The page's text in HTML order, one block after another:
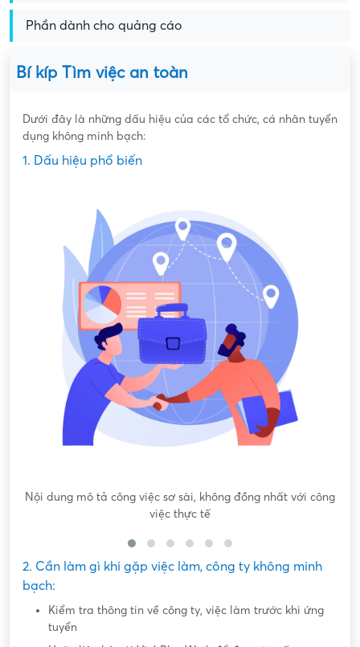
Phần dành cho quảng cáo
Bí kíp Tìm việc an toàn
Dưới đây là những dấu hiệu của các tổ chức, cá nhân tuyển
dụng không minh bạch:
1. Dấu hiệu phổ biến
Nội dung mô tả công việc sơ sài, không đồng nhất với công
việc thực tế
2. Cần làm gì khi gặp việc làm, công ty không minh
bạch:
Kiểm tra thông tin về công ty, việc làm trước khi ứng
tuyển